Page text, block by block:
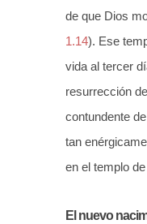
de que Dios
1.14). Ese
vida al tercer
resurrección
contundente
tan
en el templo
El nuevo